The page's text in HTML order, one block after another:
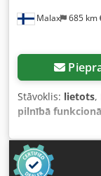
Malax 685 km
Stāvoklis: lietots,
pilnībā
gads: 1990
paredzēta
pieder Meber
stabilitāti,